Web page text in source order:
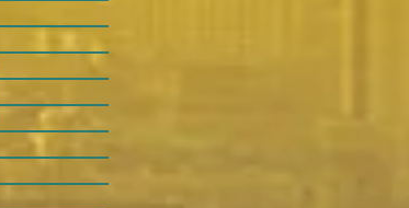
21 篇文章
篇文章
篇文章
篇文章